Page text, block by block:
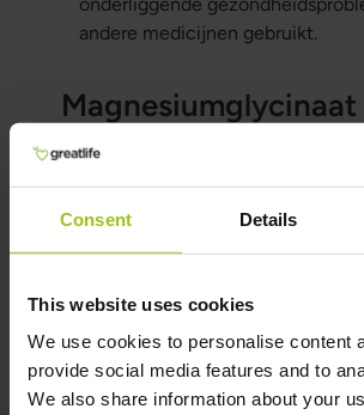
Consent Details
This website uses cookies
We use cookies to personalise content
provide social media features and to
We also share information about your
onderliggende
andere medicijnen gebruikt.
Magnesiumglycinaat
vergeleken met andere
magnesiumvormen
Magnesiumcitraat:Goede
beschikbaarheid, maar kan een
Magnesiumoxide:
Hoge
magnesium, maar zeer lage
beschikbaarheid. Niet aanbevolen.